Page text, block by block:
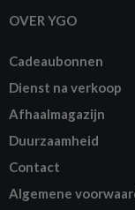
OVER YGO
Cadeaubonnen
Dienst na verkoop
Afhaalmagazijn
Duurzaamheid
Contact
Algemene